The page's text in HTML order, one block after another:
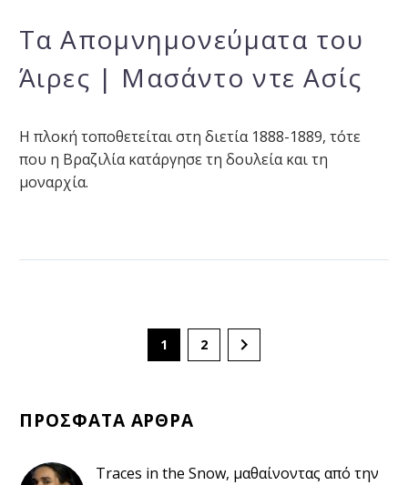
Τα Απομνημονεύματα του
Άιρες | Μασάντο ντε Ασίς
Η πλοκή τοποθετείται στη διετία 1888-1889, τότε
που η Βραζιλία κατάργησε τη δουλεία και τη
μοναρχία.
1 2
ΠΡΟΣΦΑΤΑ ΑΡΘΡΑ
Traces in the Snow, μαθαίνοντας από την